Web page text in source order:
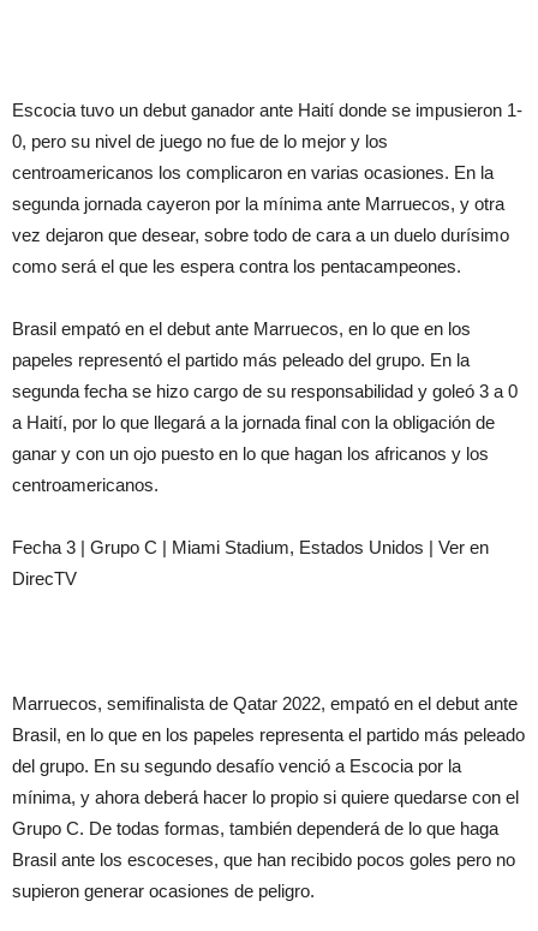
Escocia tuvo un debut ganador ante Haití donde se impusieron 1-
0, pero su nivel de juego no fue de lo mejor y los
centroamericanos los complicaron en varias ocasiones. En la
segunda jornada cayeron por la mínima ante Marruecos, y otra
vez dejaron que desear, sobre todo de cara a un duelo durísimo
como será el que les espera contra los pentacampeones.
Brasil empató en el debut ante Marruecos, en lo que en los
papeles representó el partido más peleado del grupo. En la
segunda fecha se hizo cargo de su responsabilidad y goleó 3 a 0
a Haití, por lo que llegará a la jornada final con la obligación de
ganar y con un ojo puesto en lo que hagan los africanos y los
centroamericanos.
Fecha 3 | Grupo C | Miami Stadium, Estados Unidos | Ver en
DirecTV
Marruecos, semifinalista de Qatar 2022, empató en el debut ante
Brasil, en lo que en los papeles representa el partido más peleado
del grupo. En su segundo desafío venció a Escocia por la
mínima, y ahora deberá hacer lo propio si quiere quedarse con el
Grupo C. De todas formas, también dependerá de lo que haga
Brasil ante los escoceses, que han recibido pocos goles pero no
supieron generar ocasiones de peligro.